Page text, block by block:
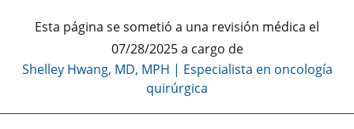
Esta página se sometió a una revisión médica el
07/28/2025 a cargo de
Shelley Hwang, MD, MPH | Especialista en oncología
quirúrgica